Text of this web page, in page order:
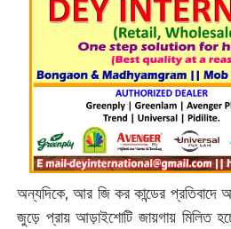
অন্যদিকে, আর জি কর কান্ডের প্রতিবাদে
জুড়ে প্রায় আড়াইশোটি জায়গায় মিলিত